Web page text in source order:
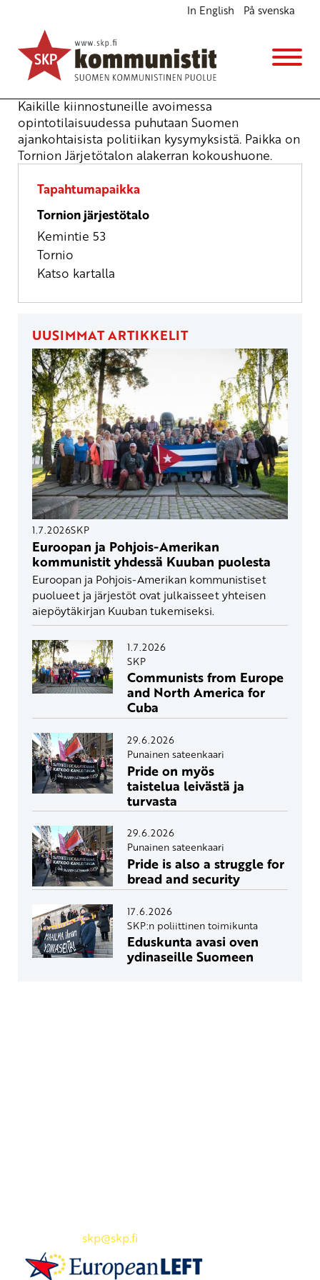
In English På svenska
SKP:n Tornion osaston opintokerho
Opintokerho
ke 19.11.2025 klo17:00
Kaikille kiinnostuneille avoimessa
opintotilaisuudessa puhutaan Suomen
ajankohtaisista politiikan kysymyksistä. Paikka on
Tornion Järjetötalon alakerran kokoushuone.
Tapahtumapaikka
Tornion järjestötalo
Kemintie 53
Tornio
Katso kartalla
UUSIMMAT ARTIKKELIT
1.7.2026SKP
Euroopan ja Pohjois-Amerikan
kommunistit yhdessä Kuuban puolesta
Euroopan ja Pohjois-Amerikan kommunistiset
puolueet ja järjestöt ovat julkaisseet yhteisen
aiepöytäkirjan Kuuban tukemiseksi.
1.7.2026
SKP
Communists from Europe
and North America for
Cuba
29.6.2026
Punainen sateenkaari
Pride on myös
taistelua leivästä ja
turvasta
29.6.2026
Punainen sateenkaari
Pride is also a struggle for
bread and security
17.6.2026
SKP:n poliittinen toimikunta
Eduskunta avasi oven
ydinaseille Suomeen
skp@skp.fi